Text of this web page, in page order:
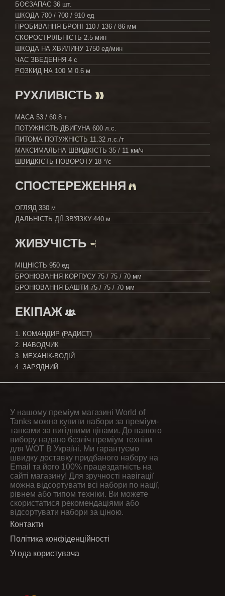
БОЄЗАПАС 36 шт.
ШКОДА 700 / 700 / 910 ед
ПРОБИВАННЯ БРОНІ 110 / 136 / 86 мм
СКОРОСТРІЛЬНІСТЬ 2.5 мин
ШКОДА НА ХВИЛИНУ 1750 ед/мин
ЧАС ЗВЕДЕННЯ 4 с
РОЗКИД НА 100 М 0.6 м
РУХЛИВІСТЬ
МАСА 53 / 60.8 т
ПОТУЖНІСТЬ ДВИГУНА 600 л.с.
ПИТОМА ПОТУЖНІСТЬ 11.32 л.с./т
МАКСИМАЛЬНА ШВИДКІСТЬ 35 / 11 км/ч
ШВИДКІСТЬ ПОВОРОТУ 18 °/с
СПОСТЕРЕЖЕННЯ
ОГЛЯД 330 м
ДАЛЬНІСТЬ ДІЇ ЗВ'ЯЗКУ 440 м
ЖИВУЧІСТЬ
МІЦНІСТЬ 950 ед
БРОНЮВАННЯ КОРПУСУ 75 / 75 / 70 мм
БРОНЮВАННЯ БАШТИ 75 / 75 / 70 мм
ЕКІПАЖ
1. КОМАНДИР (РАДИСТ)
2. НАВОДЧИК
3. МЕХАНІК-ВОДІЙ
4. ЗАРЯДНИЙ
У нашому преміум магазині World of
Tanks можна купити набори за преміум-
танками за вигідними цінами. До вашого
вибору надано безліч преміум техніки
для WOT В Україні. Ми гарантуємо
швидку доставку придбаного набору на
Email та його 100% працездатність на
сайті магазину! Для зручності навігації
можна відсортувати всі набори по нації,
рівнем або типом техніки. Ви можете
скористатися рекомендаціями або
відсортувати набори за ціною.
Контакти
Політика конфіденційності
Угода користувача